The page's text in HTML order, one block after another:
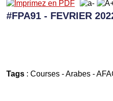
#FPA91 - FEVRIER
Tags: Courses-Arabes-